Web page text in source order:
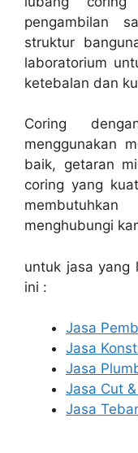
pengambilan
struktur
laboratorium
ketebalan dan
Coring
menggunakan
baik, getaran
coring yang
menghubungi
untuk jasa yang
ini :
Jasa
Jasa
Jasa
Jasa Cut
Jasa